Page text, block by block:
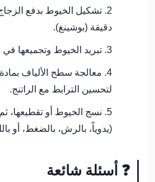
تشكيل الخيوط بدفع
دقيقة (بوشينغ).
تبريد الخيوط وتجميعها
لتحسين الترابط مع الراتنج.
نسج الخيوط أو تقطيعها،
(يدوياً، بالرش، بالضغط، أو
❓ أسئلة شائعة